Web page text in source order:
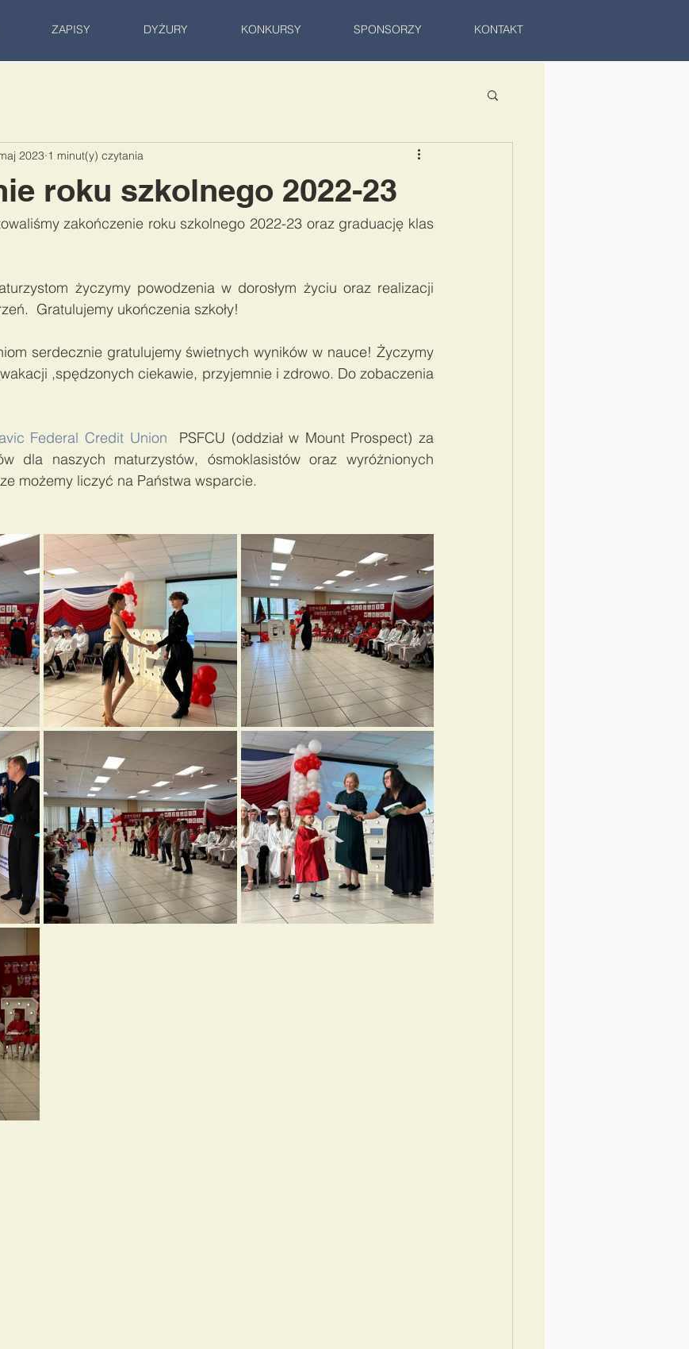
ZAPISY DYŻURY KONKURSY SPONSORZY KONTAKT
roku szkolnego 2022-23
2023 1 minut(y) czytania
zakończenie roku szkolnego 2022-23 oraz graduację klas
życzymy powodzenia w dorosłym życiu oraz realizacji
Gratulujemy ukończenia szkoły!
serdecznie gratulujemy świetnych wyników w nauce! Życzymy
,spędzonych ciekawie, przyjemnie i zdrowo. Do zobaczenia
Federal Credit Union
  PSFCU (oddział w Mount Prospect) za
dla naszych maturzystów, ósmoklasistów oraz wyróżnionych
możemy liczyć na Państwa wsparcie.